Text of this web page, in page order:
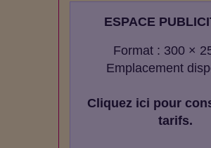
ESPACE
Format : 300 ×
Emplacement
Cliquez ici pour
tarifs.